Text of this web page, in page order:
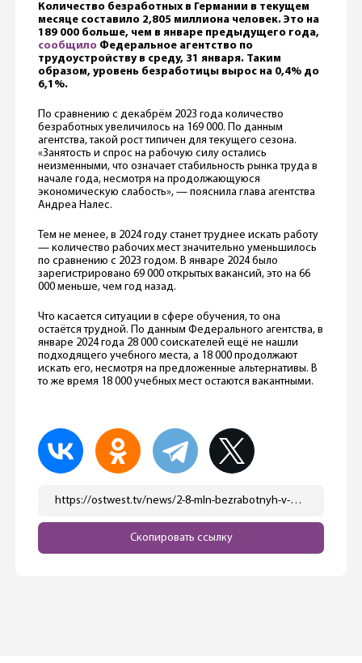
Количество безработных в Германии в текущем
месяце составило 2,805 миллиона человек. Это на
189 000 больше, чем в январе предыдущего года,
сообщилоФедеральное агентство по
трудоустройству в среду, 31 января. Таким
образом, уровень безработицы вырос на 0,4% до
6,1%.
По сравнению с декабрём 2023 года количество
безработных увеличилось на 169 000. По данным
агентства, такой рост типичен для текущего сезона.
«Занятость и спрос на рабочую силу остались
неизменными, что означает стабильность рынка труда в
начале года, несмотря на продолжающуюся
экономическую слабость», — пояснила глава агентства
Андреа Налес.
Тем не менее, в 2024 году станет труднее искать работу
— количество рабочих мест значительно уменьшилось
по сравнению с 2023 годом. В январе 2024 было
зарегистрировано 69 000 открытых вакансий, это на 66
000 меньше, чем год назад.
Что касается ситуации в сфере обучения, то она
остаётся трудной. По данным Федерального агентства, в
январе 2024 года 28 000 соискателей ещё не нашли
подходящего учебного места, а 18 000 продолжают
искать его, несмотря на предложенные альтернативы. В
то же время 18 000 учебных мест остаются вакантными.
https://ostwest.tv/news/2-8-mln-bezrabotnyh-v-germanii-trudoustroitsya-vse-slozhnee/
Скопировать ссылку